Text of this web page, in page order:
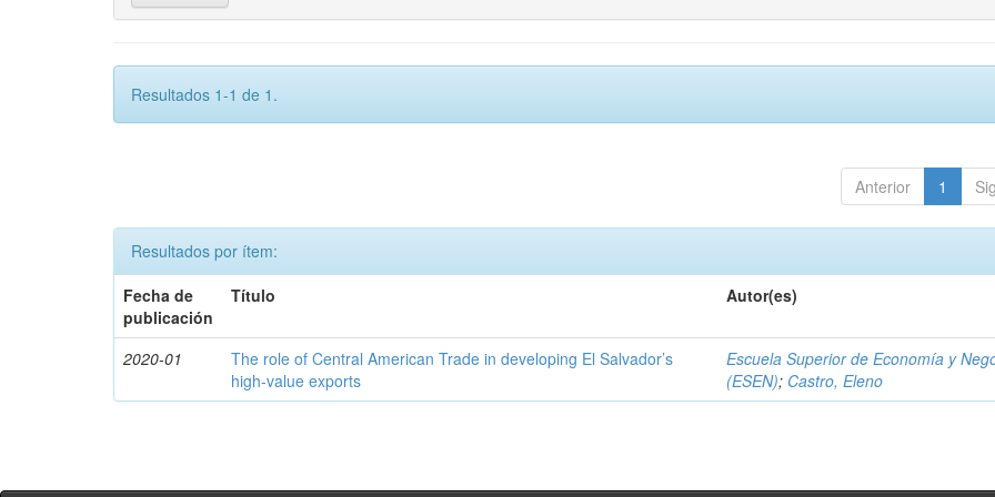
Resultados 1-1 de 1.
Anterior 1
Resultados por ítem:
Fecha de
publicación
Título Autor(es)
2020-01
The role of Central American Trade in developing El Salvador’s
high-value exports
Escuela Superior de Economía y
(ESEN); Castro, Eleno